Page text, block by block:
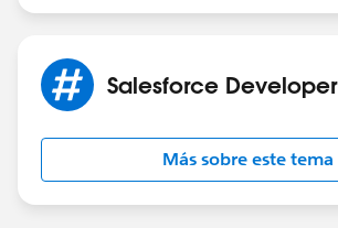
Salesforce Developer
Más sobre este tema